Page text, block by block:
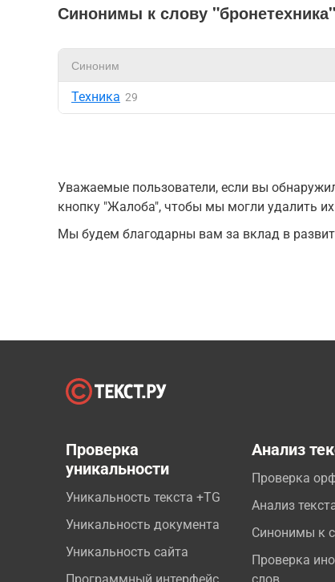
Синонимы к слову "бронетехника"
Синоним
Техника 29
Уважаемые пользователи, если вы
кнопку "Жалоба", чтобы мы могли удалить
Мы будем благодарны вам за вклад в
Проверка
уникальности
Уникальность текста +TG
Уникальность документа
Уникальность сайта
Анализ
Проверка
Анализ
Синонимы к
Проверка